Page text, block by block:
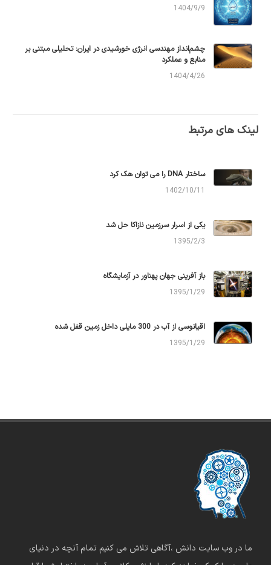
1404/9/9
چشم‌انداز مهندسی انرژی خورشیدی در ایران: تحلیلی مبتنی بر
منابع و عملکرد
1404/4/26
لینک های مرتبط
ساختار DNA را می توان هک کرد
1402/10/11
یکی از اسرار سرزمین نازاکا حل شد
1395/2/3
باز آفرینی جهان پهناور در آزمایشگاه
1395/1/29
اقیانوسی از آب در 300 مایلی داخل زمین قفل شده
1395/1/29
ما در وب سایت دانش ،آگاهی تلاش می کنیم تمام آنچه در دنیای